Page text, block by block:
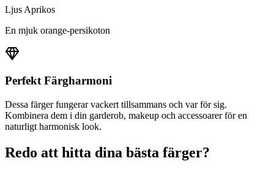
Ljus Aprikos
En mjuk orange-persikoton
Perfekt Färgharmoni
Dessa färger fungerar vackert tillsammans och var för sig.
Kombinera dem i din garderob, makeup och accessoarer för en
naturligt harmonisk look.
Redo att hitta dina bästa färger?